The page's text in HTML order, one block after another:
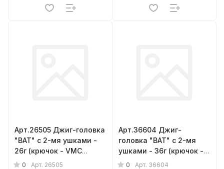
Арт.26505 Джиг-головка
"BAT" с 2-мя ушками -
26г (крючок - VMC
barbarian № 5/0) { 5шт.}
0 Арт. 26505
Арт.36604 Джиг-
головка "BAT" с 2-мя
ушками - 36г (крючок -
VMC barbarian № 6/0) {
0 Арт. 36604